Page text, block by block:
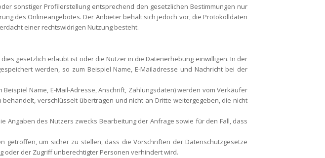
sonstiger Profilerstellung entsprechend den gesetzlichen Bestimmungen nur
des Onlineangebotes. Der Anbieter behält sich jedoch vor, die Protokolldaten
einer rechtswidrigen Nutzung besteht.
gesetzlich erlaubt ist oder die Nutzer in die Datenerhebung einwilligen. In der
werden, so zum Beispiel Name, E-Mailadresse und Nachricht bei der
Name, E-Mail-Adresse, Anschrift, Zahlungsdaten) werden vom Verkäufer
verschlüsselt übertragen und nicht an Dritte weitergegeben, die nicht
Angaben des Nutzers zwecks Bearbeitung der Anfrage sowie für den Fall, dass
getroffen, um sicher zu stellen, dass die Vorschriften der Datenschutzgesetze
der Zugriff unberechtigter Personen verhindert wird.